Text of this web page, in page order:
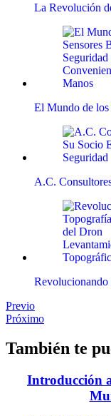
La Revolución
El Mundo de
A.C.
Navegación
de
entradas
PrevioPublicación
anterior:
PróximoPublicación
También te
Introducción